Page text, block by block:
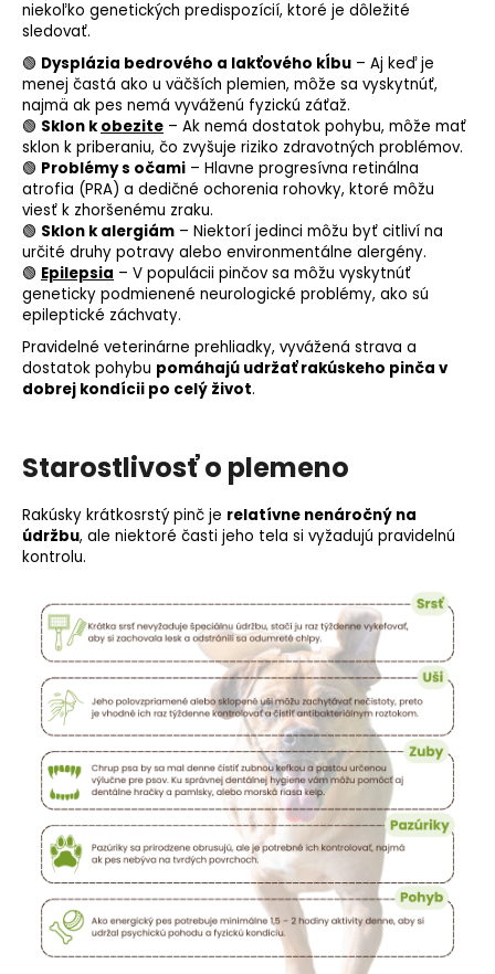
niekoľko genetických predispozícií, ktoré je dôležité
sledovať.
🟢 Dysplázia bedrového a lakťového kĺbu – Aj keď je
menej častá ako u väčších plemien, môže sa vyskytnúť,
najmä ak pes nemá vyváženú fyzickú záťaž.
🟢 Sklon kobezite – Ak nemá dostatok pohybu, môže mať
sklon k priberaniu, čo zvyšuje riziko zdravotných problémov.
🟢 Problémy s očami – Hlavne progresívna retinálna
atrofia (PRA) a dedičné ochorenia rohovky, ktoré môžu
viesť k zhoršenému zraku.
🟢 Sklon k alergiám – Niektorí jedinci môžu byť citliví na
určité druhy potravy alebo environmentálne alergény.
🟢 Epilepsia – V populácii pinčov sa môžu vyskytnúť
geneticky podmienené neurologické problémy, ako sú
epileptické záchvaty.
Pravidelné veterinárne prehliadky, vyvážená strava a
dostatok pohybu pomáhajú udržať rakúskeho pinča v
dobrej kondícii po celý život.
Starostlivosť o plemeno
Rakúsky krátkosrstý pinč je relatívne nenáročný na
údržbu, ale niektoré časti jeho tela si vyžadujú pravidelnú
kontrolu.